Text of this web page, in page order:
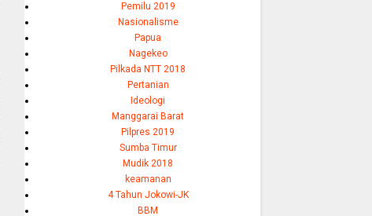
Pemilu 2019
Nasionalisme
Papua
Nagekeo
Pilkada NTT 2018
Pertanian
Ideologi
Manggarai Barat
Pilpres 2019
Sumba Timur
Mudik 2018
keamanan
4 Tahun Jokowi-JK
BBM